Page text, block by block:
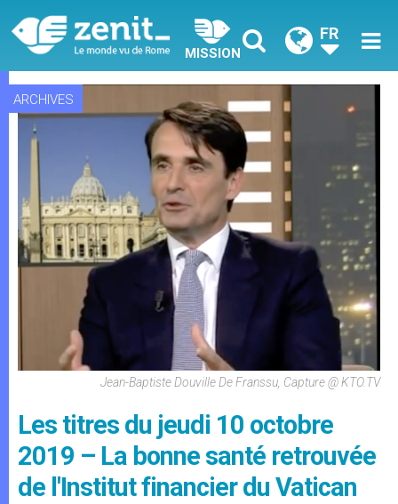
MISSION
FR
ARCHIVES
Jean-Baptiste Douville De Franssu, Capture @ KTO.TV
Les titres du jeudi 10 octobre
2019 – La bonne santé retrouvée
de l'Institut financier du Vatican